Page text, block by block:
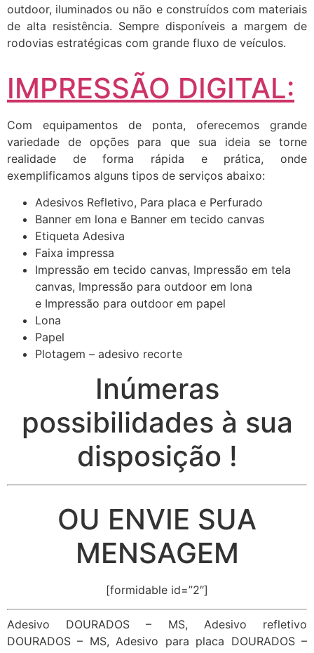
outdoor, iluminados ou não e construídos com materiais
de alta resistência. Sempre disponíveis a margem de
rodovias estratégicas com grande fluxo de veículos.
IMPRESSÃO DIGITAL:
Com equipamentos de ponta, oferecemos grande
variedade de opções para que sua ideia se torne
realidade de forma rápida e prática, onde
exemplificamos alguns tipos de serviços abaixo:
Adesivos Refletivo, Para placa e Perfurado
Banner em lona e Banner em tecido canvas
Etiqueta Adesiva
Faixa impressa
Impressão em tecido canvas, Impressão em tela
canvas, Impressão para outdoor em lona
e Impressão para outdoor em papel
Lona
Papel
Plotagem – adesivo recorte
Inúmeras
possibilidades à sua
disposição !
OU ENVIE SUA
MENSAGEM
[formidable id=”2″]
Adesivo DOURADOS – MS, Adesivo refletivo
DOURADOS – MS, Adesivo para placa DOURADOS –